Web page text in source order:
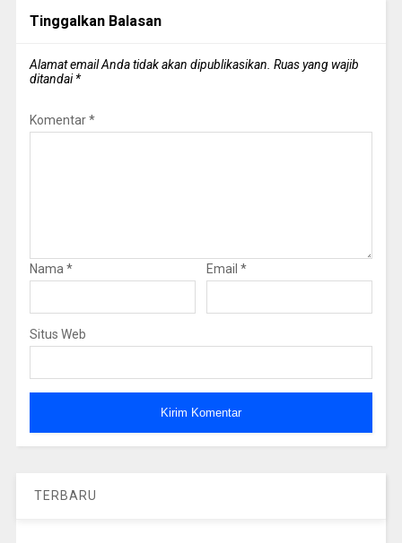
Tinggalkan Balasan
Alamat email Anda tidak akan dipublikasikan. Ruas yang wajib
ditandai*
Komentar*
Nama * Email *
Situs Web
TERBARU